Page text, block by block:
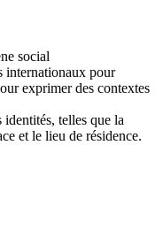
social
internationaux pour
exprimer des contextes
telles que la
et le lieu de résidence.